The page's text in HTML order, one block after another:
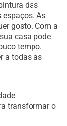
das
espaços. As
gosto. Com a
casa pode
tempo.
a todas as
transformar o